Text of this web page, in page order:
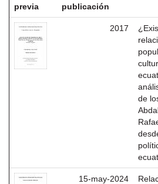
previa
publicación
2017
de
15-may-2024